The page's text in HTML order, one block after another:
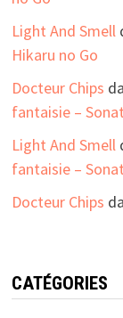
Light And Smell
Hikaru no Go
Docteur Chips
fantaisie –
Light And Smell
fantaisie –
Docteur Chips
CATÉGORIES